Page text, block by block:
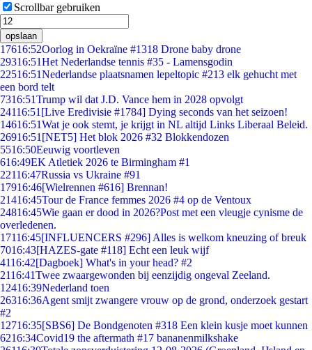
Scrollbar gebruiken
opslaan
17616:52Oorlog in Oekraïne #1318 Drone baby drone
29316:51Het Nederlandse tennis #35 - Lamensgodin
22516:51Nederlandse plaatsnamen lepeltopic #213 elk gehucht met
een bord telt
7316:51Trump wil dat J.D. Vance hem in 2028 opvolgt
24116:51 [Live Eredivisie #1784] Dying seconds van het seizoen!
14616:51Wat je ook stemt, je krijgt in NL altijd Links Liberaal Beleid.
26916:51 [NET5] Het blok 2026 #32 Blokkendozen
5516:50Eeuwig voortleven
616:49EK Atletiek 2026 te Birmingham #1
22116:47Russia vs Ukraine #91
17916:46[Wielrennen #616] Brennan!
21416:45Tour de France femmes 2026 #4 op de Ventoux
24816:45Wie gaan er dood in 2026?Post met een vleugje cynisme de
overledenen.
17116:45[INFLUENCERS #296] Alles is welkom kneuzing of breuk
7016:43[HAZES-gate #118] Echt een leuk wijf
4116:42[Dagboek] What's in your head? #2
2116:41Twee zwaargewonden bij eenzijdig ongeval Zeeland.
12416:39Nederland toen
26316:36Agent smijt zwangere vrouw op de grond, onderzoek gestart
#2
12716:35[SBS6] De Bondgenoten #318 Een klein kusje moet kunnen
6216:34Covid19 the aftermath #17 bananenmilkshake